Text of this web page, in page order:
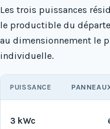
Les trois puissances
le productible du
au dimensionnement le
individuelle.
PUISSANCE
3 kWc